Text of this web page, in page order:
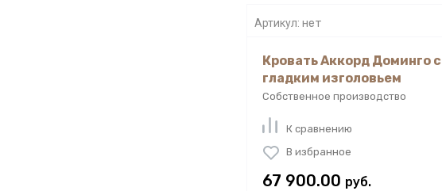
Артикул: нет
Кровать Аккорд Доминго с
гладким изголовьем
Собственное производство
К сравнению
В избранное
67 900.00 руб.